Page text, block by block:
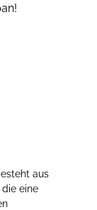
aus
eine